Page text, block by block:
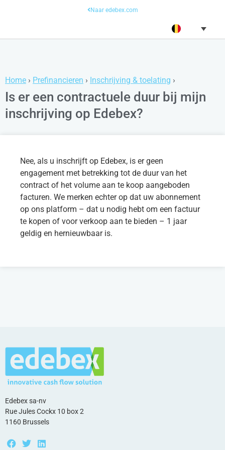
Naar edebex.com
Home › Prefinancieren › Inschrijving & toelating ›
Is er een contractuele duur bij mijn
inschrijving op Edebex?
Nee, als u inschrijft op Edebex, is er geen
engagement met betrekking tot de duur van het
contract of het volume aan te koop aangeboden
facturen. We merken echter op dat uw abonnement
op ons platform – dat u nodig hebt om een factuur
te kopen of voor verkoop aan te bieden – 1 jaar
geldig en hernieuwbaar is.
Edebex sa-nv
Rue Jules Cockx 10 box 2
1160 Brussels